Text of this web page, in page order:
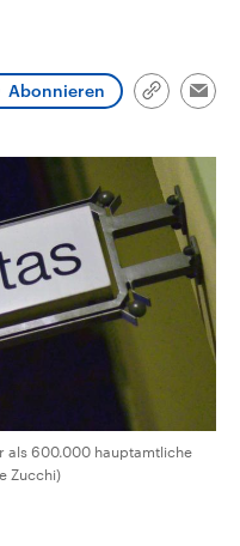
Abonnieren
Link
als 600.000 hauptamtliche
Zucchi)